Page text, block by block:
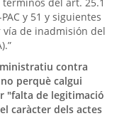
y 51 y siguientes
vía de inadmisión del
contra
perquè calgui
"falta de legitimació
caràcter dels actes